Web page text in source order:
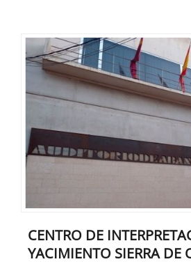
CENTRO DE
YACIMIENTO SIERRA DE